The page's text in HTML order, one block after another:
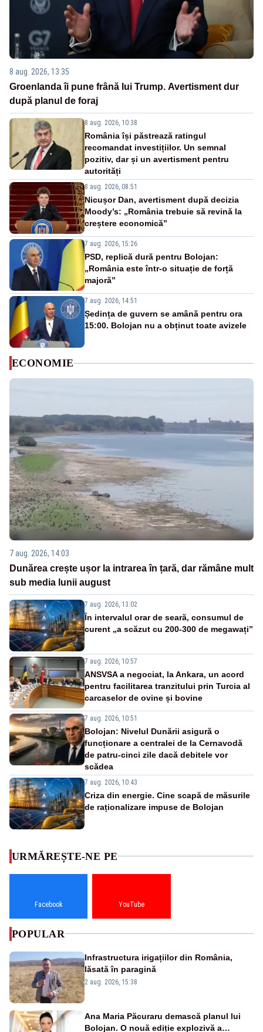
8 aug. 2026, 13:35
Groenlanda îi pune frână lui Trump. Avertisment dur
după planul de foraj
8 aug. 2026, 10:38
România își păstrează ratingul
recomandat investițiilor. Un semnal
pozitiv, dar și un avertisment pentru
autorități
8 aug. 2026, 08:51
Nicușor Dan, avertisment după decizia
Moody’s: „România trebuie să revină la
creștere economică”
7 aug. 2026, 15:26
PSD, replică dură pentru Bolojan:
„România este într-o situație de forță
majoră”
7 aug. 2026, 14:51
Ședința de guvern se amână pentru ora
15:00. Bolojan nu a obținut toate avizele
ECONOMIE
7 aug. 2026, 14:03
Dunărea crește ușor la intrarea în țară, dar rămâne mult
sub media lunii august
7 aug. 2026, 13:02
În intervalul orar de seară, consumul de
curent „a scăzut cu 200-300 de megawați”
7 aug. 2026, 10:57
ANSVSA a negociat, la Ankara, un acord
pentru facilitarea tranzitului prin Turcia al
carcaselor de ovine și bovine
7 aug. 2026, 10:51
Bolojan: Nivelul Dunării asigură o
funcționare a centralei de la Cernavodă
de patru-cinci zile dacă debitele vor
scădea
7 aug. 2026, 10:43
Criza din energie. Cine scapă de măsurile
de raționalizare impuse de Bolojan
URMĂREȘTE-NE PE
Facebook YouTube
POPULAR
Infrastructura irigațiilor din România,
lăsată în paragină
2 aug. 2026, 15:38
Ana Maria Păcuraru demască planul lui
Bolojan. O nouă ediție explozivă a